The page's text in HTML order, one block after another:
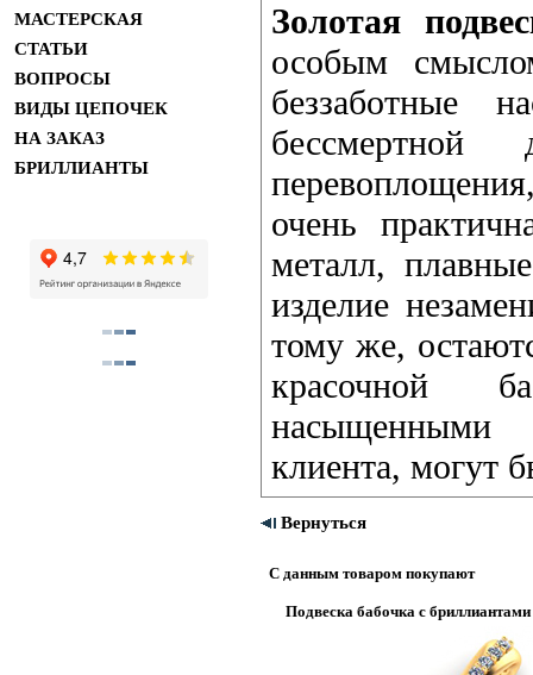
МАСТЕРСКАЯ
СТАТЬИ
ВОПРОСЫ
ВИДЫ ЦЕПОЧЕК
НА ЗАКАЗ
БРИЛЛИАНТЫ
Золотая
особым
беззаботные
очень
металл,
изделие
тому же,
красочной
насыщенными
клиента, могут
Вернуться
С данным товаром покупают
Подвеска бабочка с бриллиантами